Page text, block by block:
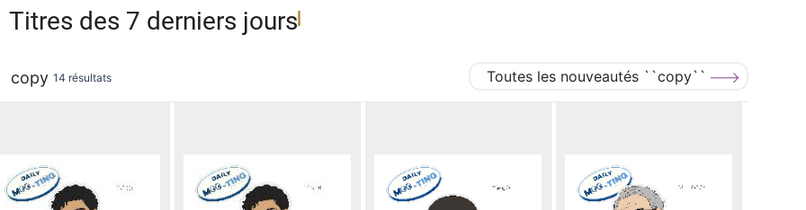
Titres des 7 derniers jours
copy 14 résultats Toutes les nouveautés ``copy``